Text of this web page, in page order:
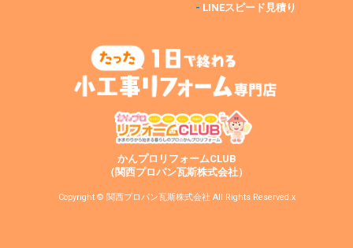
- LINEスピード見積り
かんプロリフォームCLUB
（関西プロパン瓦斯株式会社）
Copyright © 関西プロパン瓦斯株式会社 All Rights Reserved.x